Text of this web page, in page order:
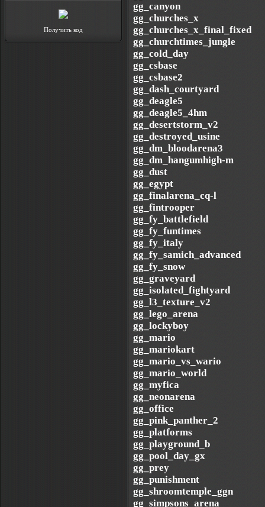
Получить код
gg_canyon
gg_churches_x
gg_churches_x_final_fixed
gg_churchtimes_jungle
gg_cold_day
gg_csbase
gg_csbase2
gg_dash_courtyard
gg_deagle5
gg_deagle5_4hm
gg_desertstorm_v2
gg_destroyed_usine
gg_dm_bloodarena3
gg_dm_hangumhigh-m
gg_dust
gg_egypt
gg_finalarena_cq-l
gg_fintrooper
gg_fy_battlefield
gg_fy_funtimes
gg_fy_italy
gg_fy_samich_advanced
gg_fy_snow
gg_graveyard
gg_isolated_fightyard
gg_l3_texture_v2
gg_lego_arena
gg_lockyboy
gg_mario
gg_mariokart
gg_mario_vs_wario
gg_mario_world
gg_myfica
gg_neonarena
gg_office
gg_pink_panther_2
gg_platforms
gg_playground_b
gg_pool_day_gx
gg_prey
gg_punishment
gg_shroomtemple_ggn
gg_simpsons_arena